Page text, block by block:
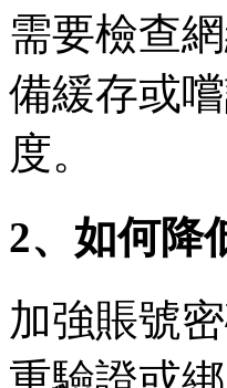
需要檢查
備緩存或
度。
2、如何降
加強賬號